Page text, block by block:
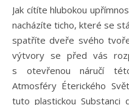
Jak cítíte hlubokou upřímnost Pravdy „JÁ JSEM Přítomnosti“,
nacházíte ticho, které se
spatříte dveře svého
výtvory se před vás
s otevřenou náručí
Atmosféry Éterického
tuto plastickou Substanci